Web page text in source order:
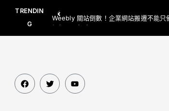
TRENDIN
G
Weebly 關站倒數！企業網站搬遷不能只
網都要一起處理